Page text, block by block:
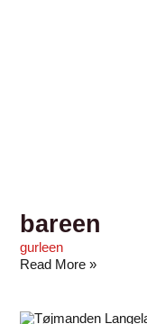
bareen
gurleen
Read More »